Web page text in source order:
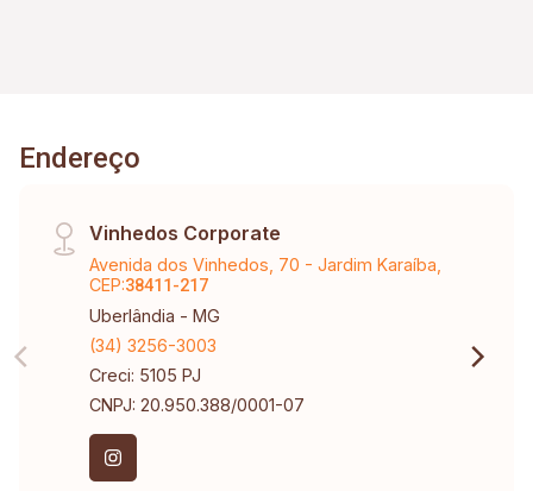
Endereço
Vinhedos Corporate
Avenida dos Vinhedos, 70 - Jardim Karaíba,
CEP:38411-217
Uberlândia - MG
(34) 3256-3003
Creci: 5105 PJ
CNPJ: 20.950.388/0001-07